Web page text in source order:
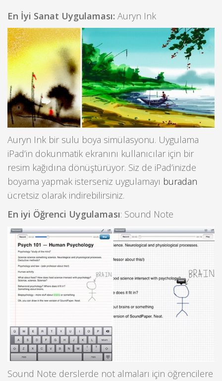
En İyi Sanat Uygulaması: Auryn Ink
Auryn Ink bir sulu boya simülasyonu. Uygulama
iPad’in dokunmatik ekranını kullanıcılar için bir
resim kağıdına dönüştürüyor. Siz de iPad’inizde
boyama yapmak isterseniz uygulamayı buradan
ücretsiz olarak indirebilirsiniz.
En iyi Öğrenci Uygulaması: Sound Note
Sound Note derslerde not almaları için öğrencilere